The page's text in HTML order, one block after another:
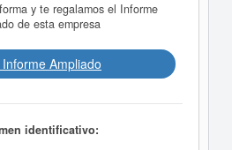
y te regalamos el Informe
de esta empresa
Ampliado
identificativo: